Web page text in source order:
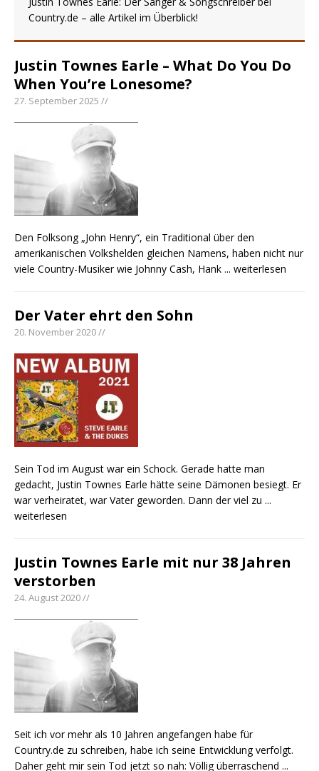
Parton, Bill Anderson und Shaboozey im Fokus
Chris Johnson & The Hollywood Hillbillies
kündigen neues Album mit „Better Days
Ahead“ an
Danke für Euer Vertrauen: Country.de erreicht
täglich rund 10.000 Leser
Country.de – alle Artikel im Überblick!
Justin Townes Earle – What Do You Do
When You’re Lonesome?
27. September 2025 //
Den Folksong „John Henry“, ein Traditional über den
amerikanischen Volkshelden gleichen Namens, haben nicht nur
viele Country-Musiker wie Johnny Cash, Hank ... weiterlesen
Der Vater ehrt den Sohn
20. November 2020 //
Sein Tod im August war ein Schock. Gerade hatte man
gedacht, Justin Townes Earle hätte seine Dämonen besiegt. Er
war verheiratet, war Vater geworden. Dann der viel zu ...
weiterlesen
Justin Townes Earle mit nur 38 Jahren
verstorben
24. August 2020 //
Seit ich vor mehr als 10 Jahren angefangen habe für
Country.de zu schreiben, habe ich seine Entwicklung verfolgt.
Daher geht mir sein Tod jetzt so nah: Völlig überraschend ...